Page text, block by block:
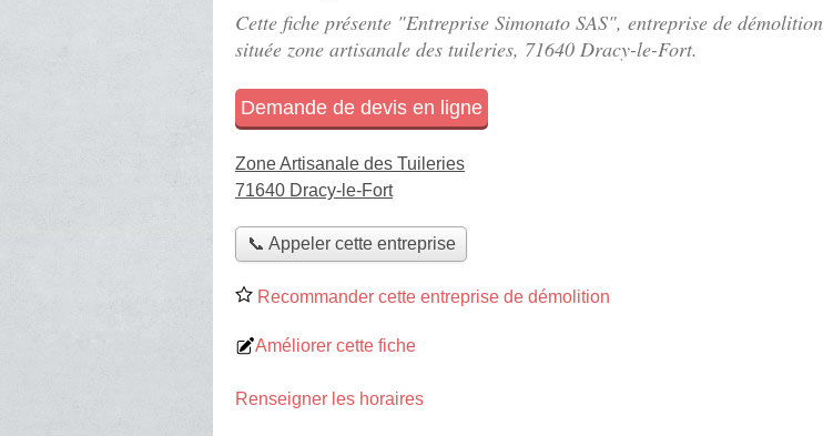
Cette fiche présente "Entreprise Simonato SAS", entreprise de démolition
située zone artisanale des tuileries, 71640 Dracy-le-Fort.
Demande de devis en ligne
Zone Artisanale des Tuileries
71640 Dracy-le-Fort
📞 Appeler cette entreprise
Recommander cette entreprise de démolition
Améliorer cette fiche
Renseigner les horaires